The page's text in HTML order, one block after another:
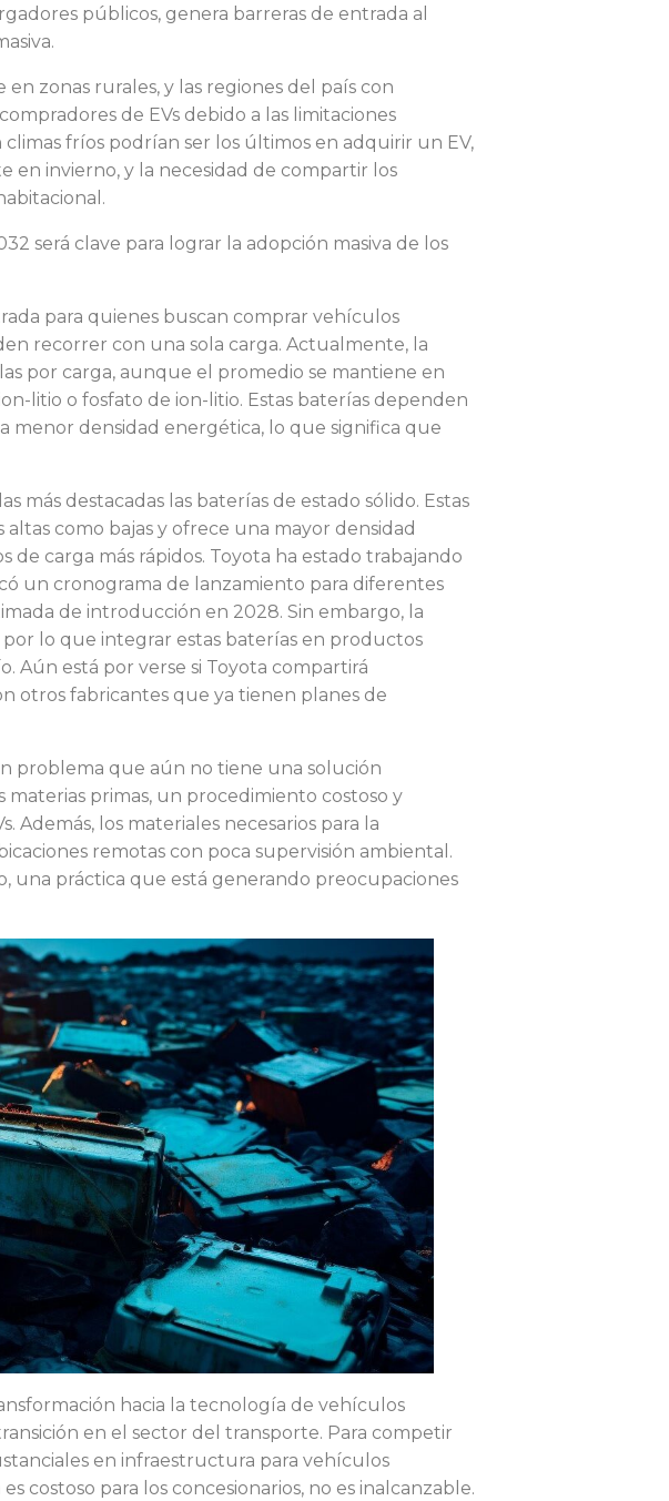
públicos, genera barreras de entrada al
zonas rurales, y las regiones del país con
de EVs debido a las limitaciones
fríos podrían ser los últimos en adquirir un EV,
en invierno, y la necesidad de compartir los
será clave para lograr la adopción masiva de los
para quienes buscan comprar vehículos
recorrer con una sola carga. Actualmente, la
por carga, aunque el promedio se mantiene en
litio o fosfato de ion-litio. Estas baterías dependen
densidad energética, lo que significa que
más destacadas las baterías de estado sólido. Estas
como bajas y ofrece una mayor densidad
carga más rápidos. Toyota ha estado trabajando
un cronograma de lanzamiento para diferentes
de introducción en 2028. Sin embargo, la
lo que integrar estas baterías en productos
Aún está por verse si Toyota compartirá
otros fabricantes que ya tienen planes de
problema que aún no tiene una solución
primas, un procedimiento costoso y
los materiales necesarios para la
remotas con poca supervisión ambiental.
una práctica que está generando preocupaciones
hacia la tecnología de vehículos
en el sector del transporte. Para competir
en infraestructura para vehículos
costoso para los concesionarios, no es inalcanzable.